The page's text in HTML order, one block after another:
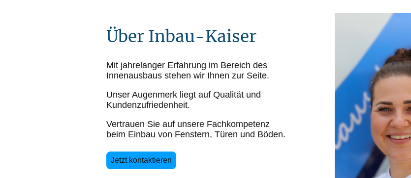
Über Inbau-Kaiser
Mit jahrelanger Erfahrung im Bereich des
Innenausbaus stehen wir Ihnen zur Seite.
Unser Augenmerk liegt auf Qualität und
Kundenzufriedenheit.
Vertrauen Sie auf unsere Fachkompetenz
beim Einbau von Fenstern, Türen und Böden.
Jetzt kontaktieren